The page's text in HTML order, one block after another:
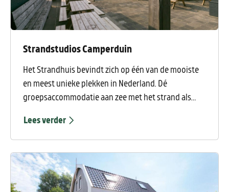
Strandstudios Camperduin
Het Strandhuis bevindt zich op één van de mooiste
en meest unieke plekken in Nederland. Dé
groepsaccommodatie aan zee met het strand als
op het zuiden is het goed toeven.
Lees verder